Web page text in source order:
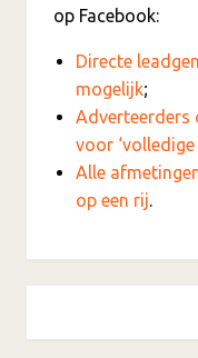
op Facebook:
Directe
mogelijk;
Adverteerders
voor
Alle
op een rij.